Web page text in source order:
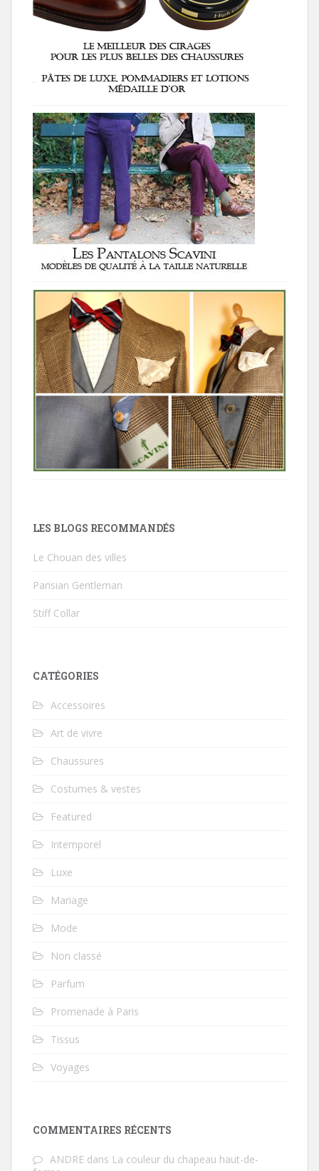
LES BLOGS RECOMMANDÉS
Le Chouan des villes
Parisian Gentleman
Stiff Collar
CATÉGORIES
Accessoires
Art de vivre
Chaussures
Costumes & vestes
Featured
Intemporel
Luxe
Mariage
Mode
Non classé
Parfum
Promenade à Paris
Tissus
Voyages
COMMENTAIRES RÉCENTS
ANDRE dans La couleur du chapeau haut-de-